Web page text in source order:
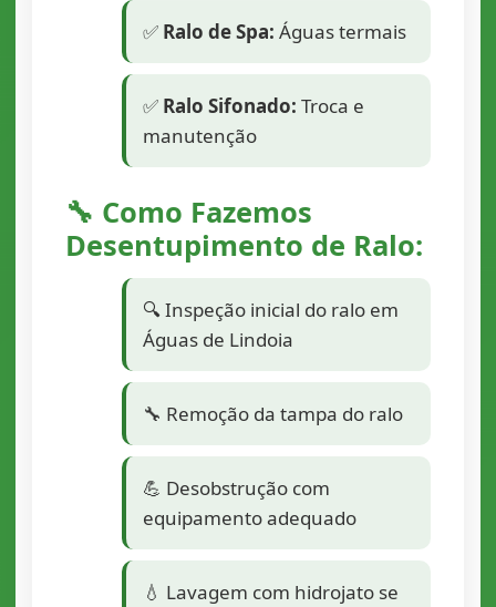
✅ Ralo de Spa: Águas termais
✅ Ralo Sifonado: Troca e
manutenção
🔧 Como Fazemos
Desentupimento de Ralo:
🔍 Inspeção inicial do ralo em
Águas de Lindoia
🔧 Remoção da tampa do ralo
💪 Desobstrução com
equipamento adequado
💧 Lavagem com hidrojato se